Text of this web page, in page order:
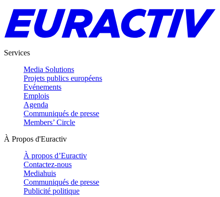
Services
Media Solutions
Projets publics européens
Evénements
Emplois
Agenda
Communiqués de presse
Members’ Circle
À Propos d'Euractiv
À propos d’Euractiv
Contactez-nous
Mediahuis
Communiqués de presse
Publicité politique